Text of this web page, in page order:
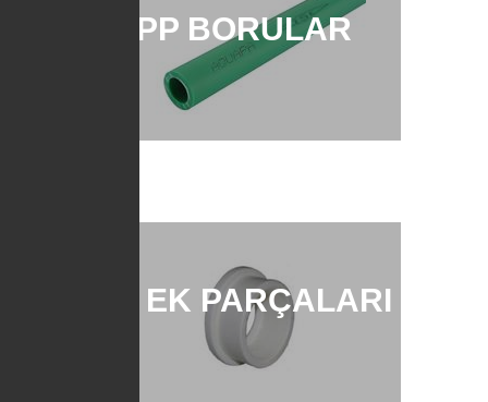
PP BORULAR
PP EK PARÇALARI